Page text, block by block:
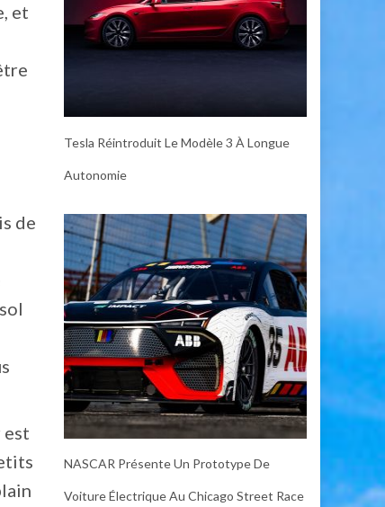
et
de
est
Tesla Réintroduit Le Modèle 3 À Longue
Autonomie
NASCAR Présente Un Prototype De
Voiture Électrique Au Chicago Street Race